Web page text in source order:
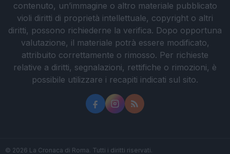
contenuto, un’immagine o altro materiale pubblicato
violi diritti di proprietà intellettuale, copyright o altri
diritti, possono richiederne la verifica. Dopo opportuna
valutazione, il materiale potrà essere modificato,
attribuito correttamente o rimosso. Per richieste
relative a diritti, segnalazioni, rettifiche o rimozioni, è
possibile utilizzare i recapiti indicati sul sito.
© 2026 La Cronaca di Roma. Tutti i diritti riservati.